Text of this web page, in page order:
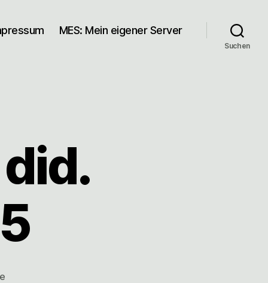
MES: Mein eigener Server
Suchen
zu